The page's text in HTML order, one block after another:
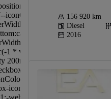
156 920 km
Diesel
2016